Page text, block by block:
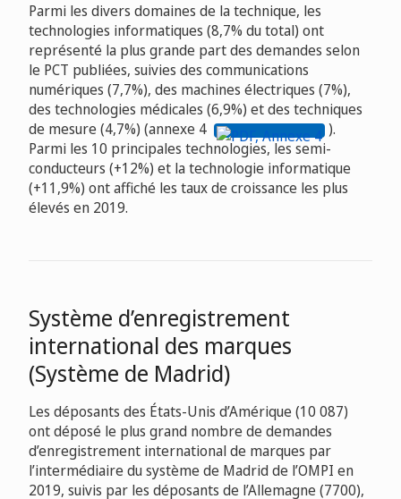
Parmi les divers domaines de la technique, les
technologies informatiques (8,7% du total) ont
représenté la plus grande part des demandes selon
le PCT publiées, suivies des communications
numériques (7,7%), des machines électriques (7%),
des technologies médicales (6,9%) et des techniques
de mesure (4,7%) (annexe 4
).
Parmi les 10 principales technologies, les semi-
conducteurs (+12%) et la technologie informatique
(+11,9%) ont affiché les taux de croissance les plus
élevés en 2019.
Système d’enregistrement
international des marques
(Système de Madrid)
Les déposants des États-Unis d’Amérique (10 087)
ont déposé le plus grand nombre de demandes
d’enregistrement international de marques par
l’intermédiaire du système de Madrid de l’OMPI en
2019, suivis par les déposants de l’Allemagne (7700),